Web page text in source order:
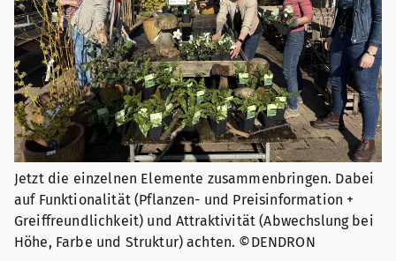
Jetzt die einzelnen Elemente zusammenbringen. Dabei
auf Funktionalität (Pflanzen- und Preisinformation +
Greiffreundlichkeit) und Attraktivität (Abwechslung bei
Höhe, Farbe und Struktur) achten. ©DENDRON